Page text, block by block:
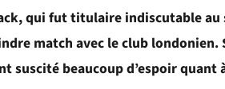
qui fut titulaire indiscutable au
match avec le club
suscité beaucoup d’espoir quant